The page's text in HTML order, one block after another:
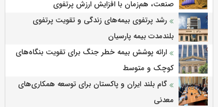
صنعت، هم‌زمان با افزایش ارزش پرتفوی
رشد پرتفوی بیمه‌های زندگی و تقویت پرتفوی
بلندمدت بیمه پارسیان
ارائه پوشش بیمه خطر جنگ برای تقویت بنگاه‌های
کوچک و متوسط
گام بلند ایران و پاکستان برای توسعه همکاری‌های
معدنی